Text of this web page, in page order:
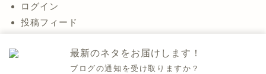
ログイン
投稿フィード
WordPress.org最新のネタをお届けします！
ブログの通知を受け取りますか？